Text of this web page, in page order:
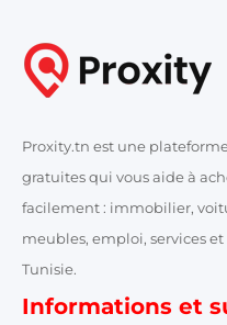
Proxity.tn est une
gratuites qui vous aide à
facilement : immobilier,
meubles, emploi, services
Tunisie.
Informations et